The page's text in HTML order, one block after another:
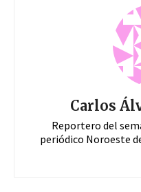
Carlos
Reportero del
periódico Noroeste